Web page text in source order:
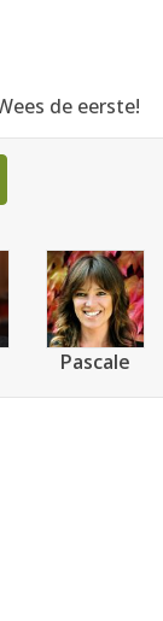
de eerste!
Pascale